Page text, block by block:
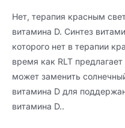
Нет, терапия красным
витамина D. Синтез
которого нет в терапии
время как RLT
может заменить
витамина D для
витамина D..